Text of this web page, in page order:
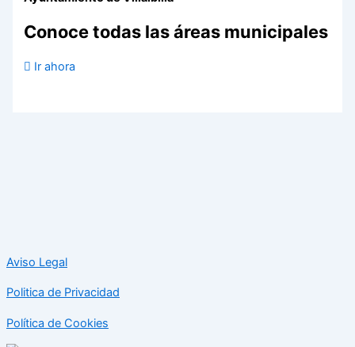
Conoce todas las áreas municipales
Ir ahora
Aviso Legal
Politica de Privacidad
Política de Cookies